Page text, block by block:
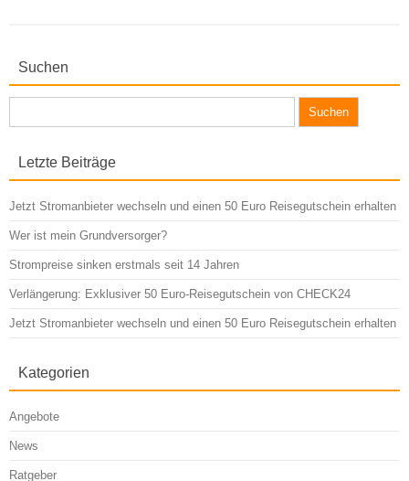
Suchen
nach:
Letzte Beiträge
Jetzt Stromanbieter wechseln und einen 50 Euro Reisegutschein erhalten
Wer ist mein Grundversorger?
Strompreise sinken erstmals seit 14 Jahren
Verlängerung: Exklusiver 50 Euro-Reisegutschein von CHECK24
Jetzt Stromanbieter wechseln und einen 50 Euro Reisegutschein erhalten
Kategorien
Angebote
News
Ratgeber